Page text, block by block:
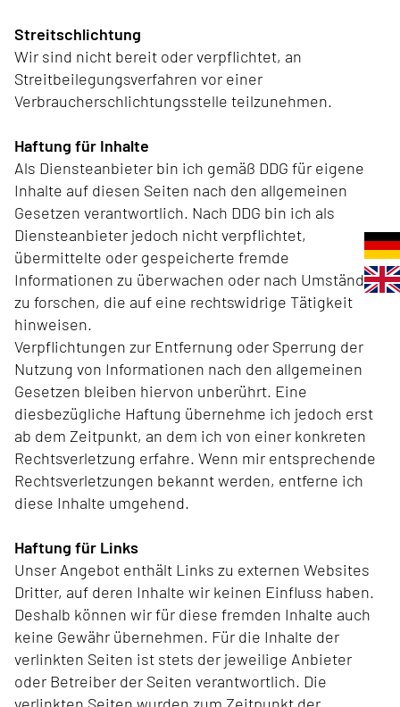
Streitschlichtung
Wir sind nicht bereit oder verpflichtet, an
Streitbeilegungsverfahren vor einer
Verbraucherschlichtungsstelle teilzunehmen.
Haftung für Inhalte
Als Diensteanbieter bin ich gemäß DDG für eigene
Inhalte auf diesen Seiten nach den allgemeinen
Gesetzen verantwortlich. Nach DDG bin ich als
Diensteanbieter jedoch nicht verpflichtet,
übermittelte oder gespeicherte fremde
Informationen zu überwachen oder nach Umständen
zu forschen, die auf eine rechtswidrige Tätigkeit
hinweisen.
Verpflichtungen zur Entfernung oder Sperrung der
Nutzung von Informationen nach den allgemeinen
Gesetzen bleiben hiervon unberührt. Eine
diesbezügliche Haftung übernehme ich jedoch erst
ab dem Zeitpunkt, an dem ich von einer konkreten
Rechtsverletzung erfahre. Wenn mir entsprechende
Rechtsverletzungen bekannt werden, entferne ich
diese Inhalte umgehend.
Haftung für Links
Unser Angebot enthält Links zu externen Websites
Dritter, auf deren Inhalte wir keinen Einfluss haben.
Deshalb können wir für diese fremden Inhalte auch
keine Gewähr übernehmen. Für die Inhalte der
verlinkten Seiten ist stets der jeweilige Anbieter
oder Betreiber der Seiten verantwortlich. Die